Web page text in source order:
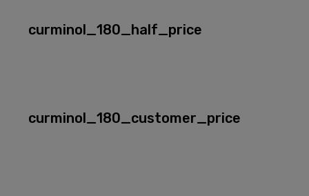
curminol_180_half_price
curminol_180_customer_price